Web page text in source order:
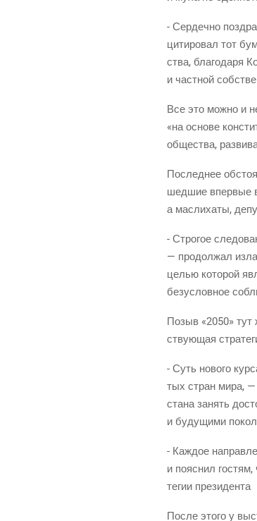
- Сер­деч­но
ци­ти­ро­вал тот
ства, бла­го­да­ря
и част­ной
Все это мож­но и
«на осно­ве
обще­ства,
Послед­нее
шед­шие впер­вые
а мас­ли­ха­ты,
- Стро­гое
— про­дол­жал
целью кото­рой
без­услов­ное
Позыв «2050» тут
ству­ю­щая
- Суть ново­го
тых стран мира,
ста­на занять
и буду­щи­ми
- Каж­дое
и пояс­нил
те­гии
После это­го у